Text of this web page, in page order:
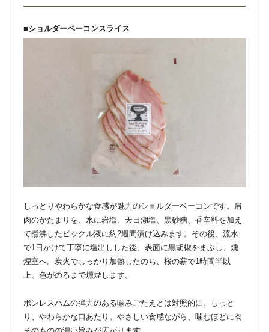
■ショルダーベーコンスライス
しっとりやわらかな食感が魅力のショルダーベーコンです。肩
肉のかたまりを、水に岩塩、天日湖塩、黒砂糖、香辛料を加え
て煮沸したピックル液に約2週間漬け込みます。その後、流水
で1日かけて丁寧に塩出しした後、表面に黒胡椒をまぶし、燻
煙室へ。炭火でしっかり加熱したのち、桜の薪で1時間半以
上、色がのるまで燻煙します。
ボンレスハムの弾力のある噛みごたえとは対照的に、しっと
り、やわらかな口あたり。やさしい食感ながら、噛むほどに肉